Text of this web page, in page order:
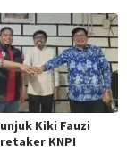
Kiki Fauzi
KNPI